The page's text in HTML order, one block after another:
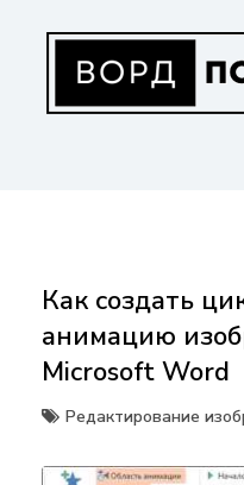
содержанию
Как создать
анимацию
Microsoft Word
Редактирование